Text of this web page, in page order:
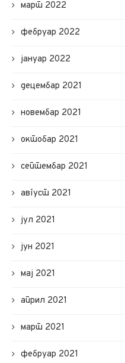
март 2022
фебруар 2022
јануар 2022
децембар 2021
новембар 2021
октобар 2021
септембар 2021
август 2021
јул 2021
јун 2021
мај 2021
април 2021
март 2021
фебруар 2021